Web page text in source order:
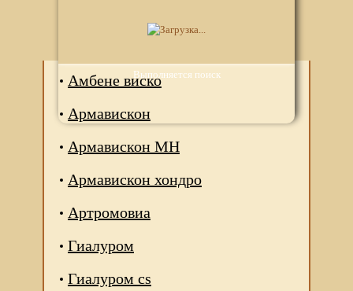
Выполняется поиск
Аналоги
Амбене виско
Армавискон
Армавискон МН
Армавискон хондро
Артромовиа
Гиалуром
Гиалуром cs